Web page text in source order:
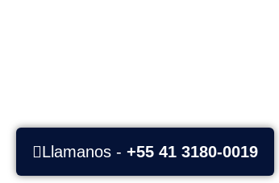
Llamanos - +55 41 3180-0019